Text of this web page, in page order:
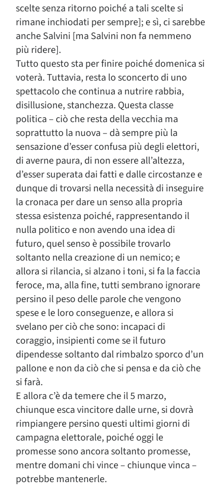
scelte senza ritorno poiché a tali scelte si
rimane inchiodati per sempre]; e sì, ci sarebbe
anche Salvini [ma Salvini non fa nemmeno
più ridere].
Tutto questo sta per finire poiché domenica si
voterà. Tuttavia, resta lo sconcerto di uno
spettacolo che continua a nutrire rabbia,
disillusione, stanchezza. Questa classe
politica – ciò che resta della vecchia ma
soprattutto la nuova – dà sempre più la
sensazione d’esser confusa più degli elettori,
di averne paura, di non essere all’altezza,
d’esser superata dai fatti e dalle circostanze e
dunque di trovarsi nella necessità di inseguire
la cronaca per dare un senso alla propria
stessa esistenza poiché, rappresentando il
nulla politico e non avendo una idea di
futuro, quel senso è possibile trovarlo
soltanto nella creazione di un nemico; e
allora si rilancia, si alzano i toni, si fa la faccia
feroce, ma, alla fine, tutti sembrano ignorare
persino il peso delle parole che vengono
spese e le loro conseguenze, e allora si
svelano per ciò che sono: incapaci di
coraggio, insipienti come se il futuro
dipendesse soltanto dal rimbalzo sporco d’un
pallone e non da ciò che si pensa e da ciò che
si farà.
E allora c’è da temere che il 5 marzo,
chiunque esca vincitore dalle urne, si dovrà
rimpiangere persino questi ultimi giorni di
campagna elettorale, poiché oggi le
promesse sono ancora soltanto promesse,
mentre domani chi vince – chiunque vinca –
potrebbe mantenerle.